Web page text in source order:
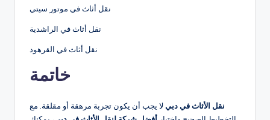
نقل أثاث في موتور سيتي
نقل أثاث في الراشدية
نقل أثاث في القرهود
خاتمة
نقل الأثاث في دبيلا يجب أن يكون تجربة مرهقة أو مقلقة. مع